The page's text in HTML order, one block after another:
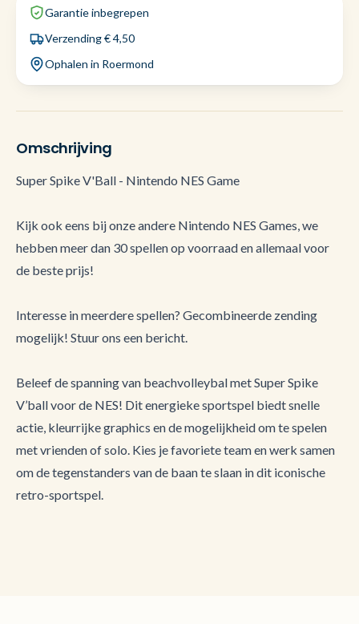
Garantie inbegrepen
Verzending € 4,50
Ophalen in Roermond
Omschrijving
Super Spike V'Ball - Nintendo NES Game
Kijk ook eens bij onze andere Nintendo NES Games, we
hebben meer dan 30 spellen op voorraad en allemaal voor
de beste prijs!
Interesse in meerdere spellen? Gecombineerde zending
mogelijk! Stuur ons een bericht.
Beleef de spanning van beachvolleybal met Super Spike
V’ball voor de NES! Dit energieke sportspel biedt snelle
actie, kleurrijke graphics en de mogelijkheid om te spelen
met vrienden of solo. Kies je favoriete team en werk samen
om de tegenstanders van de baan te slaan in dit iconische
retro-sportspel.